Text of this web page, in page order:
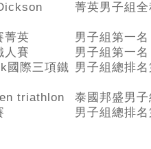
菁英男子組
菁英
男子組第一名
人賽
男子組第一名
國際三項鐵 男子組總排
triathlon
泰國邦盛男
男子組總排